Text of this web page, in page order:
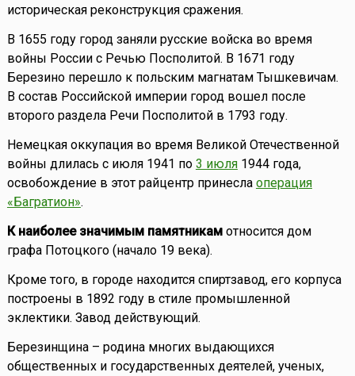
историческая реконструкция сражения.
В 1655 году город заняли русские войска во время
войны России с Речью Посполитой. В 1671 году
Березино перешло к польским магнатам Тышкевичам.
В состав Российской империи город вошел после
второго раздела Речи Посполитой в 1793 году.
Немецкая оккупация во время Великой Отечественной
войны длилась с июля 1941 по 3 июля1944 года,
освобождение в этот райцентр принесла операция
«Багратион».
К наиболее значимым памятникамотносится дом
графа Потоцкого (начало 19 века).
Кроме того, в городе находится спиртзавод, его корпуса
построены в 1892 году в стиле промышленной
эклектики. Завод действующий.
Березинщина – родина многих выдающихся
общественных и государственных деятелей, ученых,